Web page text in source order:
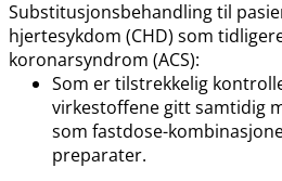
Substitusjonsbehandling til
hjertesykdom (CHD) som
koronarsyndrom (ACS):
Som er tilstrekkelig
virkestoffene gitt samtidig
som fastdose-
preparater.